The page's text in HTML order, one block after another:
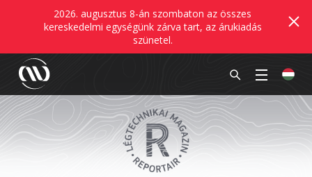
2026. augusztus 8-án szombaton az összes
kereskedelmi egységünk zárva tart, az árukiadás
szünetel.